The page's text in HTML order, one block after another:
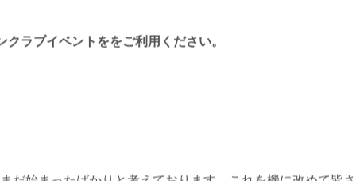
ラブイベントををご利用ください。